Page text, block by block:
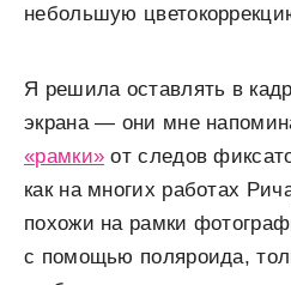
небольшую
Я решила оставлять в
экрана — они мне
«рамки» от следов
как на многих работах
похожи на рамки
с помощью поляроида,